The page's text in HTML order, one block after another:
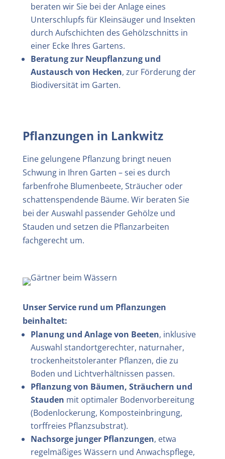
beraten wir Sie bei der Anlage eines
Unterschlupfs für Kleinsäuger und Insekten
durch Aufschichten des Gehölzschnitts in
einer Ecke Ihres Gartens.
Beratung zur Neupflanzung und
Austausch von Hecken, zur Förderung der
Biodiversität im Garten.
Pflanzungen in Lankwitz
Eine gelungene Pflanzung bringt neuen
Schwung in Ihren Garten – sei es durch
farbenfrohe Blumenbeete, Sträucher oder
schattenspendende Bäume. Wir beraten Sie
bei der Auswahl passender Gehölze und
Stauden und setzen die Pflanzarbeiten
fachgerecht um.
Unser Service rund um Pflanzungen
beinhaltet:
Planung und Anlage von Beeten, inklusive
Auswahl standortgerechter, naturnaher,
trockenheitstoleranter Pflanzen, die zu
Boden und Lichtverhältnissen passen.
Pflanzung von Bäumen, Sträuchern und
Stauden mit optimaler Bodenvorbereitung
(Bodenlockerung, Komposteinbringung,
torffreies Pflanzsubstrat).
Nachsorge junger Pflanzungen, etwa
regelmäßiges Wässern und Anwachspflege,